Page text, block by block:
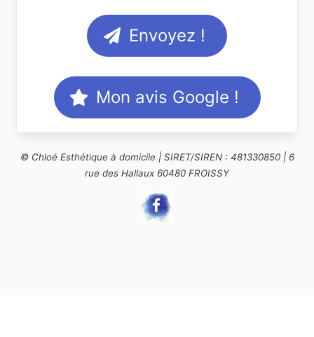
Envoyez !
Mon avis Google !
© Chloé Esthétique à domicile | SIRET/SIREN : 481330850 | 6
rue des Hallaux 60480 FROISSY